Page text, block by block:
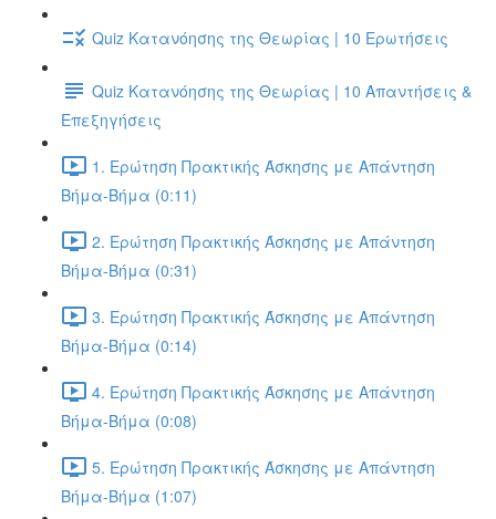
Quiz Κατανόησης της Θεωρίας | 10 Ερωτήσεις
Quiz Κατανόησης της Θεωρίας | 10 Απαντήσεις &
Επεξηγήσεις
1. Ερώτηση Πρακτικής Άσκησης με Απάντηση
Βήμα-Βήμα (0:11)
2. Ερώτηση Πρακτικής Άσκησης με Απάντηση
Βήμα-Βήμα (0:31)
3. Ερώτηση Πρακτικής Άσκησης με Απάντηση
Βήμα-Βήμα (0:14)
4. Ερώτηση Πρακτικής Άσκησης με Απάντηση
Βήμα-Βήμα (0:08)
5. Ερώτηση Πρακτικής Άσκησης με Απάντηση
Βήμα-Βήμα (1:07)